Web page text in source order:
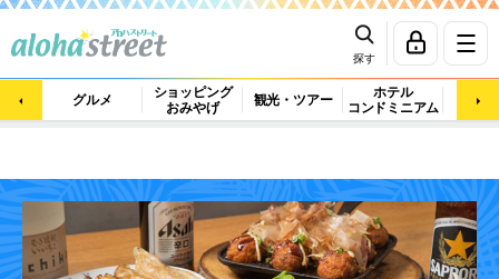
探す
グルメ
ショッピング
おみやげ
観光・ツアー
ホテル
コンドミニアム
マッ